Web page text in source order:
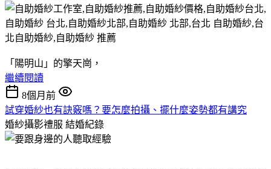
「陽明山」的擎天崗，
繼續閱讀
8個月前
試穿婚紗也有訣竅嗎？要怎麼拍攝、擺什麼姿勢都有講究
婚紗攝影禮服 結婚紀錄